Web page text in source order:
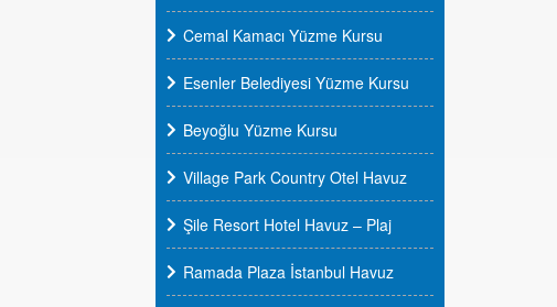
Cemal Kamacı Yüzme Kursu
Esenler Belediyesi Yüzme Kursu
Beyoğlu Yüzme Kursu
Village Park Country Otel Havuz
Şile Resort Hotel Havuz – Plaj
Ramada Plaza İstanbul Havuz